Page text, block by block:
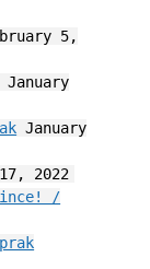
5,
January
January
2022
/